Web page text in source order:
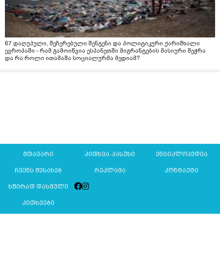
67 დაღუპული, შეჩერებული შენგენი და პოლიტიკური ქარიშხალი
ევროპაში - რამ გამოიწვია ესპანეთში მიგრანტების მასიური შეჭრა
და რა როლი ითამაშა სოციალურმა მედიამ?
მთავარი კითხვა-პასუხი ენციკლოპედია
ჩვენს შესახებ რეკლამა კონტაქტი
ხშირად დასმული
კითხვები